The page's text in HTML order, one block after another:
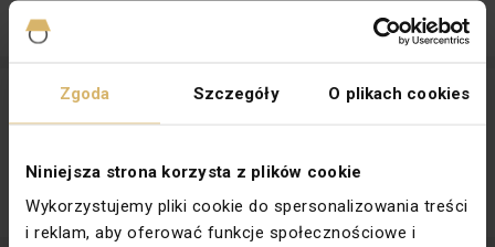
Zgoda Szczegóły O plikach cookies
Niniejsza strona korzysta z plików cookie
Wykorzystujemy pliki cookie do spersonalizowania treści
i reklam, aby oferować funkcje społecznościowe i
Ilość szt. Dodaj
BIS Gniazdo podwójne z uziemieniem biały
w tym VAT 23%
Ilość szt. (wielokrotność:1) Dodaj